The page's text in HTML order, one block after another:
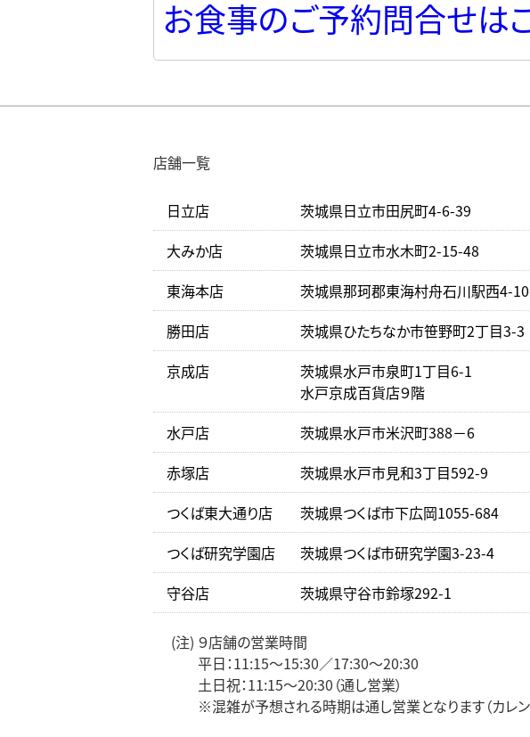
お食事のご予約問合せは
店舗一覧
日立店 茨城県日立市田尻町4-6-39
大みか店
茨城県日立市水木町2-15-48
東海本店
茨城県那珂郡東海村舟石川駅西4-
勝田店
茨城県ひたちなか市笹野町2丁目3-3
京成店
茨城県水戸市泉町1丁目6-1
水戸京成百貨店９階
水戸店
茨城県水戸市米沢町388－6
赤塚店
茨城県水戸市見和3丁目592-9
つくば東大通り店
茨城県つくば市下広岡1055-684
つくば研究学園店
茨城県つくば市研究学園3-23-4
守谷店
茨城県守谷市鈴塚292-1
(注) ９店舗の営業時間
平日：11:15～15:30／17:30～20:30
土日祝：11:15～20:30（通し営業）
※混雑が予想される時期は通し営業となります（カレン